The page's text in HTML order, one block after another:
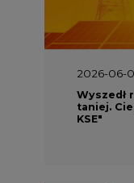
2026-06-
Wyszedł
taniej.
KSE"